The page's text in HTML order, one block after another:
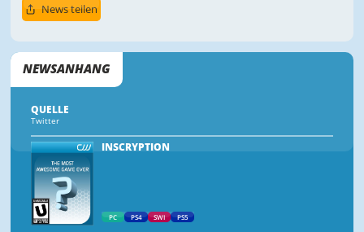
News teilen
NEWSANHANG
QUELLE
Twitter
INSCRYPTION
PC PS4 SWI PS5